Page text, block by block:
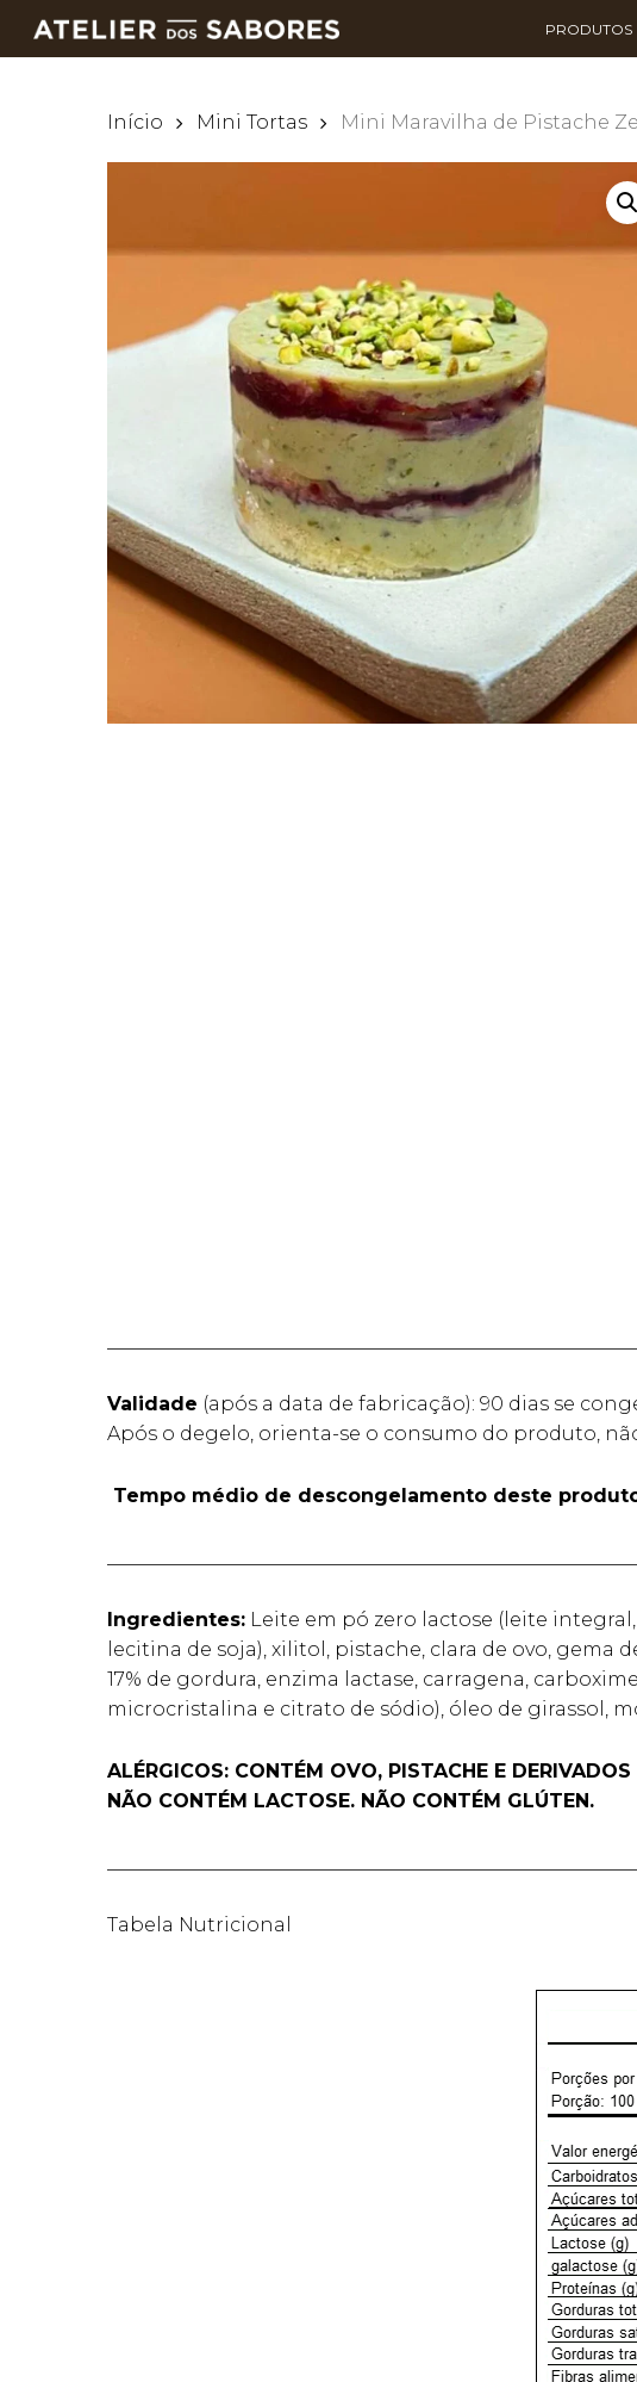
Skip
PRODUTOS
Início Mini Tortas Mini Maravilha de Pistache
Validade (após a data de fabricação): 90 dias se
Após o degelo, orienta-se o consumo do produto,
Tempo médio de descongelamento deste
Ingredientes: Leite em pó zero lactose (leite
lecitina de soja), xilitol, pistache, clara de ovo, gema
17% de gordura, enzima lactase, carragena,
microcristalina e citrato de sódio), óleo de girassol,
ALÉRGICOS: CONTÉM OVO, PISTACHE E
NÃO CONTÉM LACTOSE. NÃO CONTÉM GLÚTEN.
Tabela Nutricional